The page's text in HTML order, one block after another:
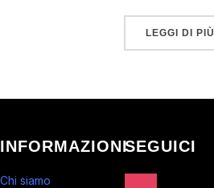
LEGGI DI PIÙ
INFORMAZIONI
Chi siamo
SEGUICI